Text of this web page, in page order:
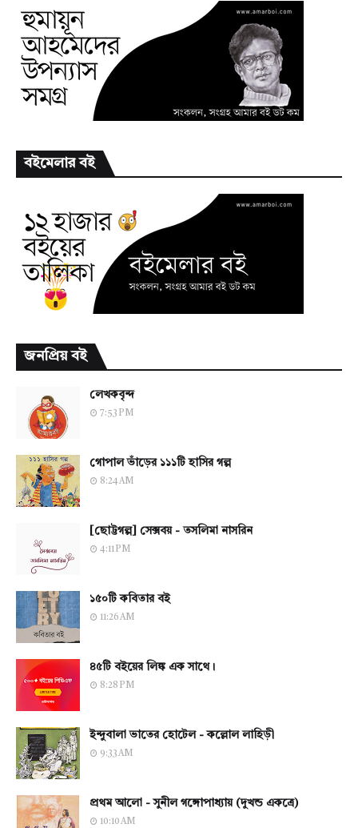
বইমেলার বই
জনপ্রিয় বই
লেখকবৃন্দ
7:53 PM
গোপাল ভাঁড়ের ১১১টি হাসির গল্প
8:24 AM
[ছোট্টগল্প] সেক্সবয় - তসলিমা নাসরিন
4:11 PM
১৫০টি কবিতার বই
11:26 AM
৪৫টি বইয়ের লিঙ্ক এক সাথে।
8:28 PM
ইন্দুবালা ভাতের হোটেল - কল্লোল লাহিড়ী
9:33 AM
প্রথম আলো - সুনীল গঙ্গোপাধ্যায় (দুখন্ড একত্রে)
10:10 AM